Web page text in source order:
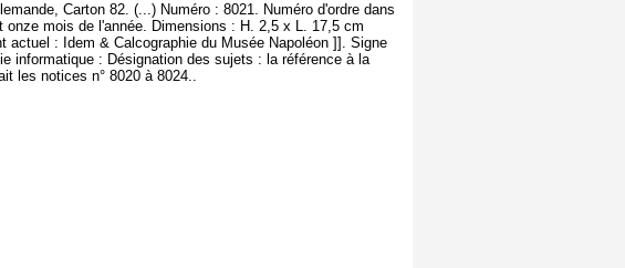
Carton 82. (...) Numéro : 8021. Numéro d'ordre dans
mois de l'année. Dimensions : H. 2,5 x L. 17,5 cm
: Idem & Calcographie du Musée Napoléon ]]. Signe
informatique : Désignation des sujets : la référence à la
les notices n° 8020 à 8024..